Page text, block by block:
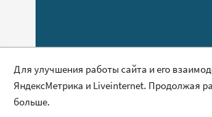
Правила сайта
Политика обработки персональных
Для улучшения работы сайта и его
ЯндексМетрика и Liveinternet. Продолжая
больше.